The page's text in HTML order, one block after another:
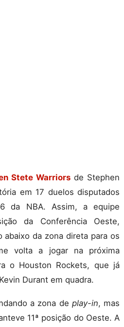
Stete Warriors de Stephen
em 17 duelos disputados
da NBA. Assim, a equipe
da Conferência Oeste,
abaixo da zona direta para os
volta a jogar na próxima
o Houston Rockets, que já
Durant em quadra.
a zona de play-in, mas
11ª posição do Oeste. A